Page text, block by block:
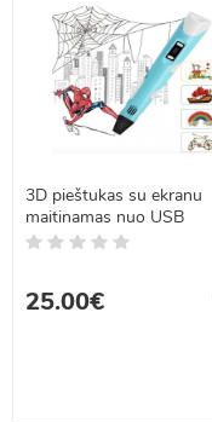
3D pieštukas su ekranu
maitinamas nuo USB
25.00€